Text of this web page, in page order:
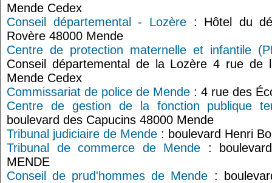
Mende Cedex
Conseil départemental - Lozère: Hôtel du
Rovère 48000 Mende
Centre de protection maternelle et infantile
Conseil départemental de la Lozère 4 rue de
Mende Cedex
Commissariat de police de Mende : 4 rue des
Centre de gestion de la fonction publique
boulevard des Capucins 48000 Mende
Tribunal judiciaire de Mende : boulevard Henri
Tribunal de commerce de Mende :
MENDE
Conseil de prud'hommes de Mende :